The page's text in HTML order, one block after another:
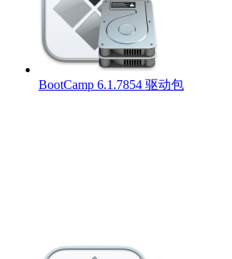
BootCamp 6.1.7854 驱动包